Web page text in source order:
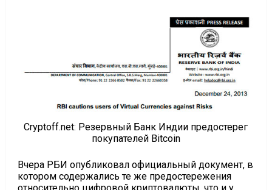
Cryptoff.net: Резервный Банк Индии предостерег
покупателей Bitcoin
Вчера РБИ опубликовал официальный документ, в
котором содержались те же предостережения